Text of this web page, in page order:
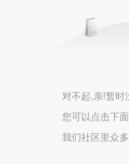
对不起,亲!暂时
您可以点击下
我们社区里众